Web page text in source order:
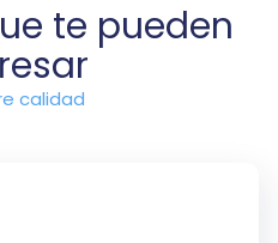
te pueden
calidad